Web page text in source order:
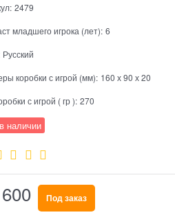
2479
младшего игрока (лет): 6
Русский
коробки с игрой (мм): 160 х 90 х 20
с игрой ( гр ): 270
наличии
Под заказ